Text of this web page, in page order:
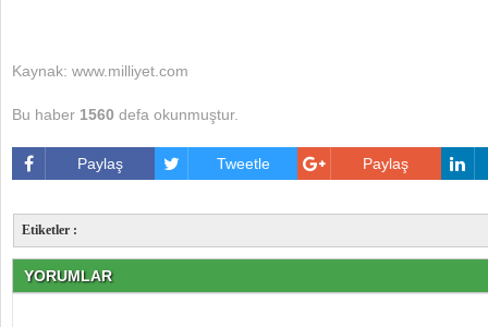
Kaynak: www.milliyet.com
Bu haber 1560 defa okunmuştur.
Paylaş Tweetle Paylaş
Etiketler :
YORUMLAR